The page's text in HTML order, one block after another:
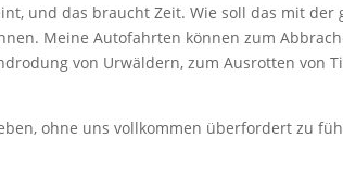
und das braucht Zeit. Wie soll das mit
Meine Autofahrten können zum
von Urwäldern, zum Ausrotten von
ohne uns vollkommen überfordert zu